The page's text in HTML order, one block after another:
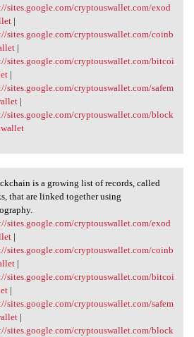
sites.google.com/cryptouswallet.com/exod
|
sites.google.com/cryptouswallet.com/coinb
|
sites.google.com/cryptouswallet.com/bitcoi
|
sites.google.com/cryptouswallet.com/safem
|
sites.google.com/cryptouswallet.com/block
is a growing
is a growing list of records, called
that are linked together using
sites.google.com/cryptouswallet.com/exod
|
sites.google.com/cryptouswallet.com/coinb
|
sites.google.com/cryptouswallet.com/bitcoi
|
sites.google.com/cryptouswallet.com/safem
|
sites.google.com/cryptouswallet.com/block